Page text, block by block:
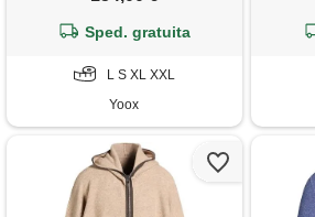
Sped. gratuita
L S XL XXL
Yoox